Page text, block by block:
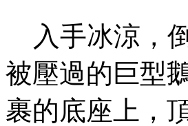
入手冰涼，
被壓過的巨型
裹的底座上，